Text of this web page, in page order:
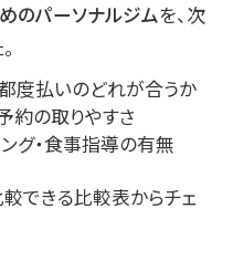
のパーソナルジムを、次
度払いのどれが合うか
約の取りやすさ
ング・食事指導の有無
できる比較表からチェ